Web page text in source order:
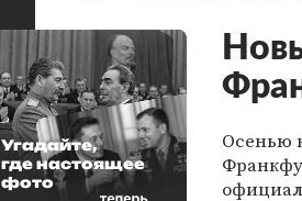
Осенью
Угадайте,
где настоящее
фото